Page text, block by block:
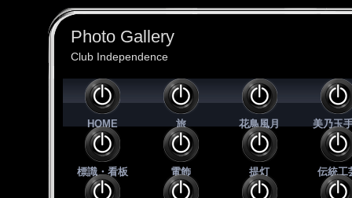
Photo Gallery
Club Independence
HOME 旅 花鳥風月 美乃玉
標識・看板 電飾 提灯 伝統工